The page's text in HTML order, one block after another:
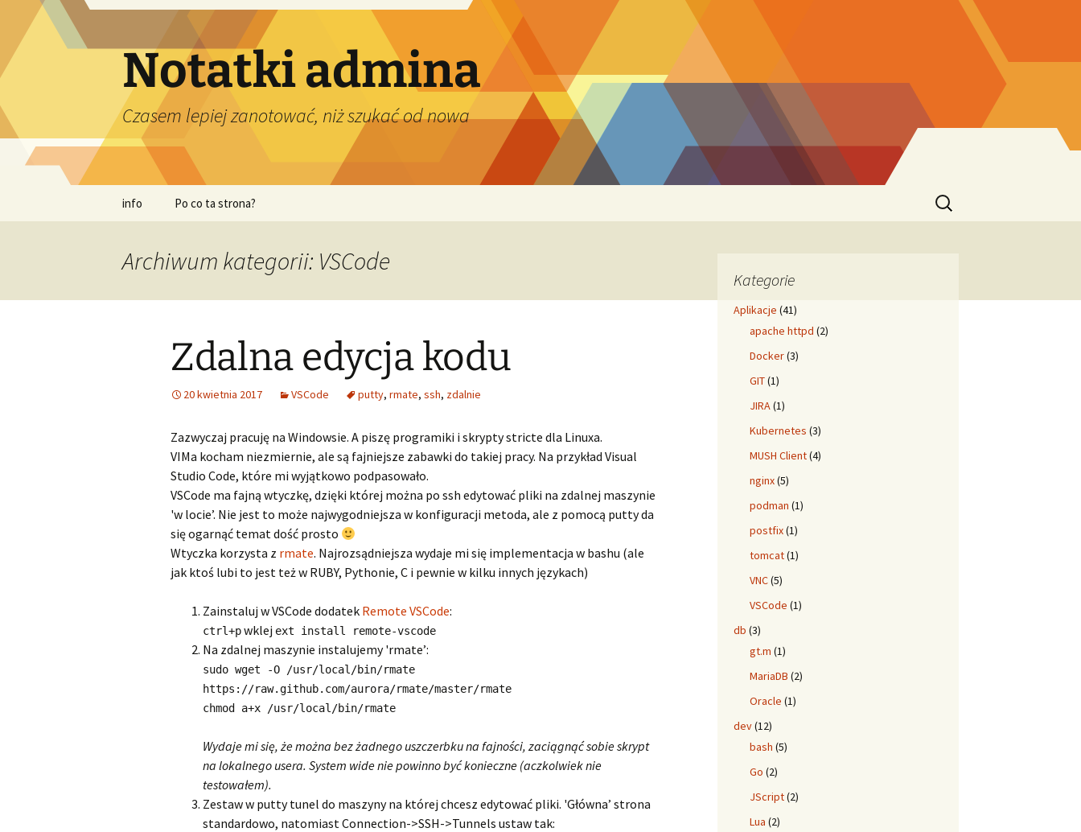
Przejdź
treści
Notatki admina
Czasem lepiej zanotować, niż szukać od nowa
info Po co ta strona?
Szukaj:
Archiwum kategorii: VSCode
Zdalna edycja kodu
20 kwietnia 2017 VSCode putty, rmate, ssh, zdalnie
Zazwyczaj pracuję na Windowsie. A piszę programiki i skrypty stricte dla Linuxa.
VIMa kocham niezmiernie, ale są fajniejsze zabawki do takiej pracy. Na przykład Visual
Studio Code, które mi wyjątkowo podpasowało.
VSCode ma fajną wtyczkę, dzięki której można po ssh edytować pliki na zdalnej maszynie
'w locie’. Nie jest to może najwygodniejsza w konfiguracji metoda, ale z pomocą putty da
się ogarnąć temat dość prosto
Wtyczka korzysta z rmate. Najrozsądniejsza wydaje mi się implementacja w bashu (ale
jak ktoś lubi to jest też w RUBY, Pythonie, C i pewnie w kilku innych językach)
Zainstaluj w VSCode dodatek Remote VSCode:
ctrl+pwklej ext install remote-vscode
Na zdalnej maszynie instalujemy 'rmate’:
sudo wget -O /usr/local/bin/rmate
https://raw.github.com/aurora/rmate/master/rmate
chmod a+x /usr/local/bin/rmate
Wydaje mi się, że można bez żadnego uszczerbku na fajności, zaciągnąć sobie skrypt
na lokalnego usera. System wide nie powinno być konieczne (aczkolwiek nie
testowałem).
Zestaw w putty tunel do maszyny na której chcesz edytować pliki. 'Główna’ strona
standardowo, natomiast Connection->SSH->Tunnels ustaw tak:
Kategorie
Aplikacje (41)
apache httpd (2)
Docker(3)
GIT(1)
JIRA(1)
Kubernetes (3)
MUSH Client(4)
nginx(5)
podman (1)
postfix(1)
tomcat(1)
VNC(5)
VSCode (1)
db (3)
gt.m (1)
MariaDB (2)
Oracle (1)
dev(12)
bash (5)
Go (2)
JScript(2)
Lua (2)